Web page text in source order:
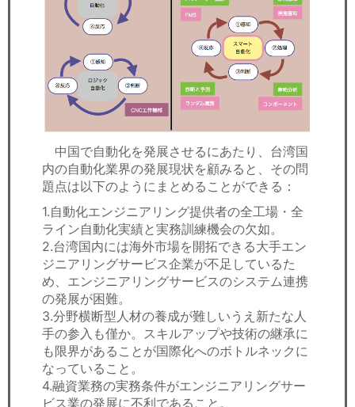
中国で自動化を発展させるにあたり、台湾国
内の自動化業界の発展現状を顧みると、その問
題点は以下のようにまとめることができる：
1.自動化エンジニアリング提供者の全工場・全
ライン自動化実績と実務訓練機会の欠如。
2.台湾国内には海外市場を開拓できる大手エン
ジニアリングサービス企業が不足しているた
め、エンジニアリングサービスのシステム連携
の発展が困難。
3.分野横断型人材の養成が難しいうえ新たな人
手の参入も僅か。スキルアップや技術の継承に
も限界があることが国際化へのボトルネックに
なっていること。
4.融資業務の実務条件がエンジニアリングサー
ビス業の発展に不利であること。